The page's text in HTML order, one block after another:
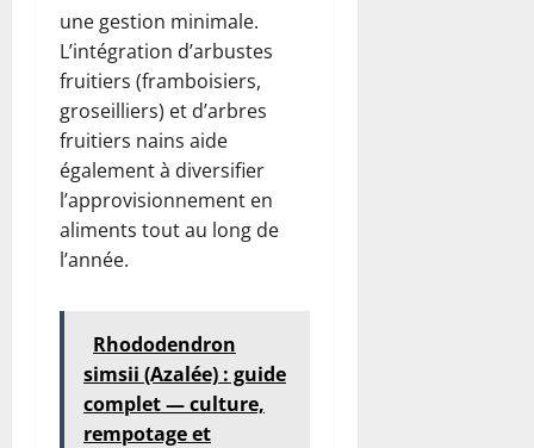
une gestion minimale.
L’intégration d’arbustes
fruitiers (framboisiers,
groseilliers) et d’arbres
fruitiers nains aide
également à diversifier
l’approvisionnement en
aliments tout au long de
l’année.
Rhododendron
simsii (Azalée) : guide
complet — culture,
rempotage et